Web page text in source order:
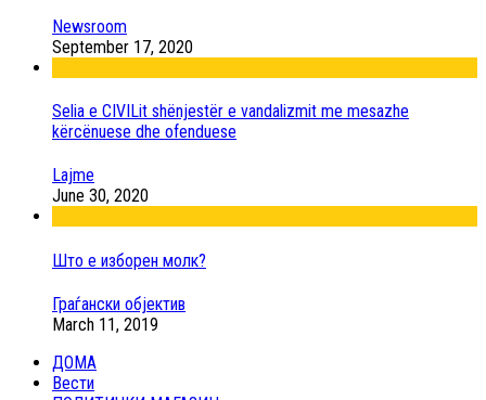
Newsroom
September 17, 2020
Selia e CIVILit shënjestër e vandalizmit me mesazhe
kërcënuese dhe ofenduese
Lajme
June 30, 2020
Што е изборен молк?
Граѓански објектив
March 11, 2019
ДОМА
Вести